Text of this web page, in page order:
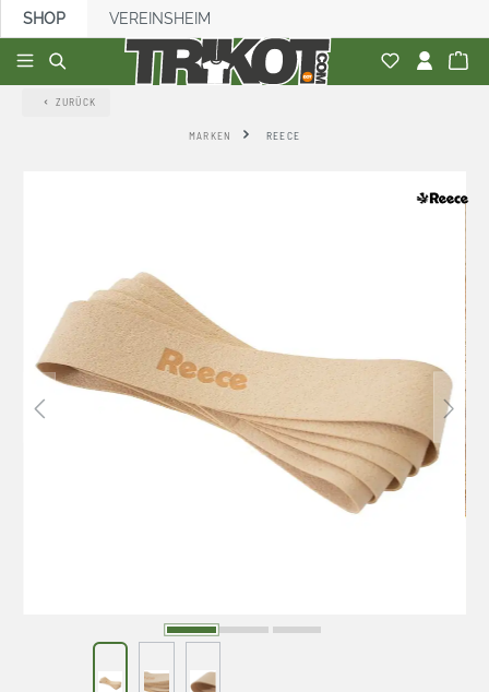
springen
SHOP VEREINSHEIM
ZURÜCK
MARKEN REECE